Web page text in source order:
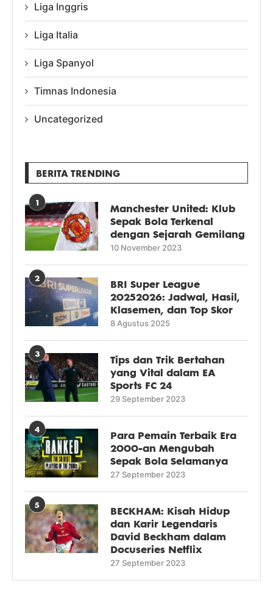
Liga Inggris
Liga Italia
Liga Spanyol
Timnas Indonesia
Uncategorized
BERITA TRENDING
1
Manchester United: Klub
Sepak Bola Terkenal
dengan Sejarah Gemilang
10 November 2023
2
BRI Super League
20252026: Jadwal, Hasil,
Klasemen, dan Top Skor
8 Agustus 2025
3
Tips dan Trik Bertahan
yang Vital dalam EA
Sports FC 24
29 September 2023
4
Para Pemain Terbaik Era
2000-an Mengubah
Sepak Bola Selamanya
27 September 2023
5
BECKHAM: Kisah Hidup
dan Karir Legendaris
David Beckham dalam
Docuseries Netflix
27 September 2023